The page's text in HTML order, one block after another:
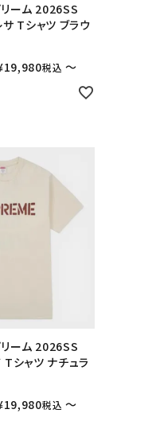
ーム 2026SS
Tシャツ ブラウ
19,980税込 〜
ーム 2026SS
シャツ ナチュラ
19,980税込 〜